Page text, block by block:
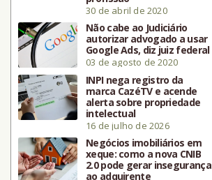
30 de abril de 2020
Não cabe ao Judiciário
autorizar advogado a usar
Google Ads, diz juiz federal
03 de agosto de 2020
INPI nega registro da
marca CazéTV e acende
alerta sobre propriedade
intelectual
16 de julho de 2026
Negócios imobiliários em
xeque: como a nova CNIB
2.0 pode gerar insegurança
ao adquirente